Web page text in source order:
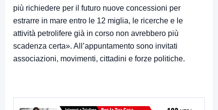
più richiedere per il futuro nuove concessioni per
estrarre in mare entro le 12 miglia, le ricerche e le
attività petrolifere già in corso non avrebbero più
scadenza certa». All’appuntamento sono invitati
associazioni, movimenti, cittadini e forze politiche.